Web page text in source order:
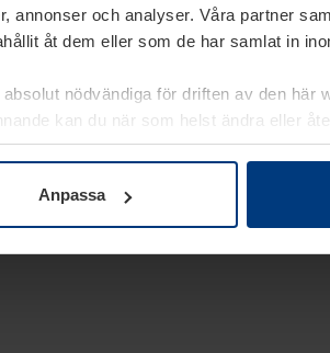
annonser och analyser. Våra partner
åt dem eller som de har samlat in
nödvändiga för driften av den här
kan du när som helst ändra eller
Anpassa